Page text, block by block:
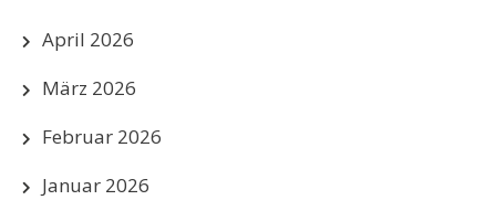
April 2026
März 2026
Februar 2026
Januar 2026